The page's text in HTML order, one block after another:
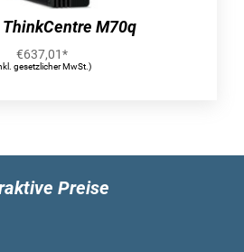
M70q
€637,01*
gesetzlicher MwSt.)
Preise